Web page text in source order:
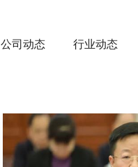
公司动态 行业动态